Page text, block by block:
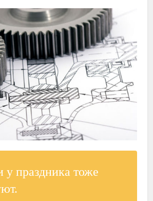
у праздника тоже